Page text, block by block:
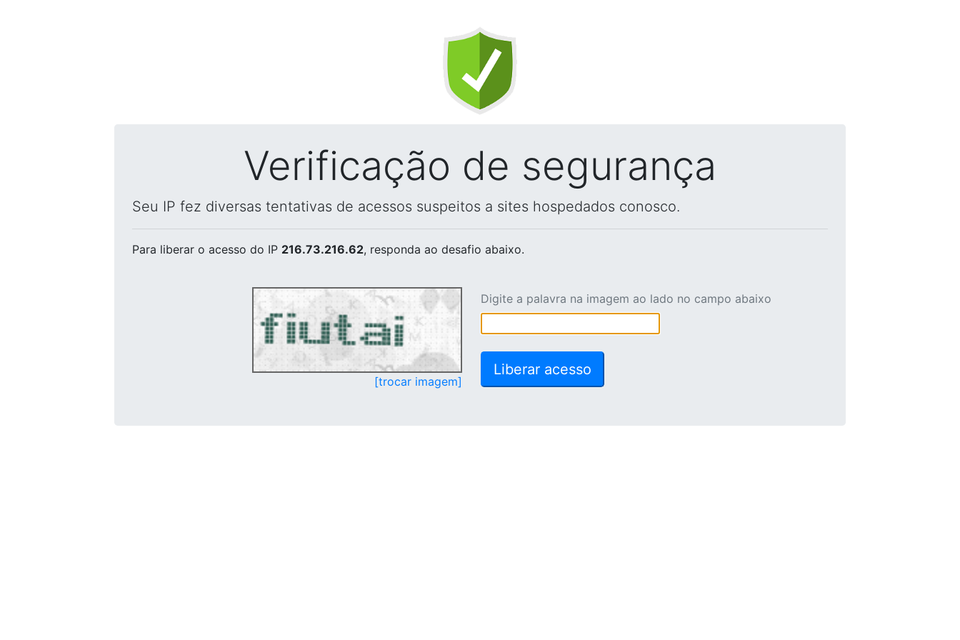
Verificação de segurança
Seu IP fez diversas tentativas de acessos suspeitos a sites hospedados conosco.
Para liberar o acesso do IP 216.73.216.62, responda ao desafio abaixo.
[trocar imagem]
Digite a palavra na imagem ao lado no campo abaixo